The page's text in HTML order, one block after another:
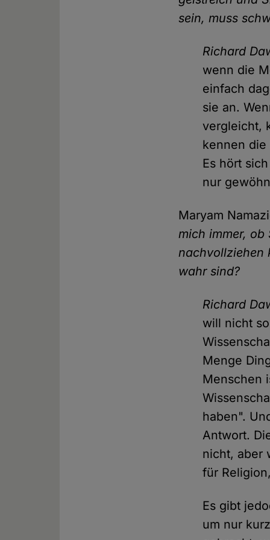
sein, muss
Richard
wenn die
einfach
sie an.
vergleicht,
kennen die
Es hört
nur
Maryam
mich immer, ob
nachvollziehen
wahr sind?
Richard
will nicht
Menge
Menschen
haben".
Antwort.
nicht, aber
für
Es gibt
um nur